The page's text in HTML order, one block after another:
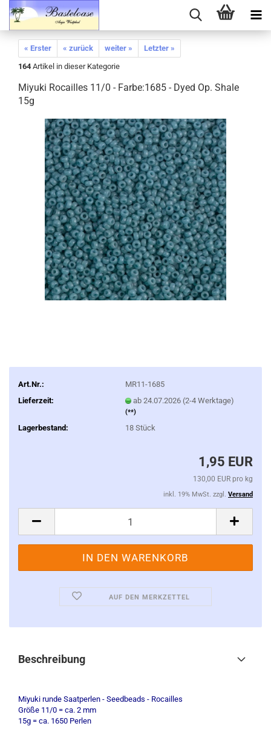
« Erster « zurück weiter »
Letzter »
164 Artikel in dieser Kategorie
Miyuki Rocailles 11/0 - Farbe:1685 - Dyed Op. Shale
15g
Art.Nr.:
MR11-1685
Lieferzeit:
ab 24.07.2026 (2-4 Werktage)
(**)
Lagerbestand: 18 Stück
1,95 EUR
130,00 EUR pro kg
inkl. 19% MwSt. zzgl. Versand
AUF DEN MERKZETTEL
Beschreibung
Miyuki runde Saatperlen - Seedbeads - Rocailles
Größe 11/0 = ca. 2 mm
15g = ca. 1650 Perlen